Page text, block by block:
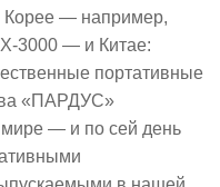
Корее — например,
-3000 — и Китае:
портативные
«ПАРДУС»
— и по сей день